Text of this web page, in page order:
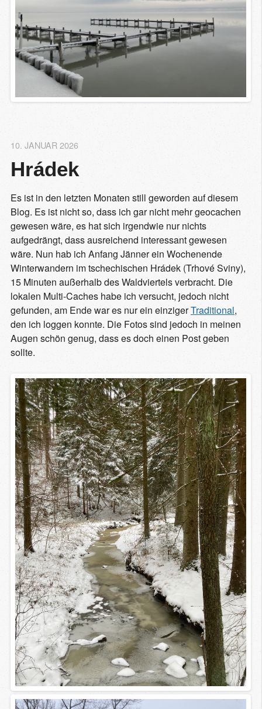
Hrádek
10. JANUAR 2026
Es ist in den letzten Monaten still geworden auf diesem
Blog. Es ist nicht so, dass ich gar nicht mehr geocachen
gewesen wäre, es hat sich irgendwie nur nichts
aufgedrängt, dass ausreichend interessant gewesen
wäre. Nun hab ich Anfang Jänner ein Wochenende
Winterwandern im tschechischen Hrádek (Trhové Sviny),
15 Minuten außerhalb des Waldviertels verbracht. Die
lokalen Multi-Caches habe ich versucht, jedoch nicht
gefunden, am Ende war es nur ein einzigerTraditional,
den ich loggen konnte. Die Fotos sind jedoch in meinen
Augen schön genug, dass es doch einen Post geben
sollte.